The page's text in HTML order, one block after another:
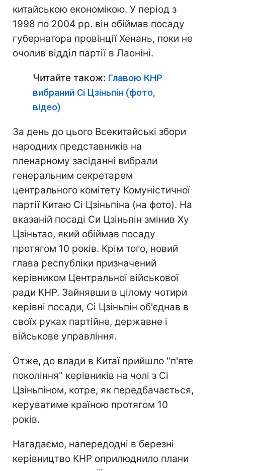
китайською економікою. У період з
1998 по 2004 рр. він обіймав посаду
губернатора провінції Хенань, поки не
очолив відділ партії в Лаоніні.
Читайте також: Главою КНР
вибраний Сі Цзіньпін (фото,
відео)
За день до цього Всекитайські збори
народних представників на
пленарному засіданні вибрали
генеральним секретарем
центрального комітету Комуністичної
партії Китаю Сі Цзіньпіна (на фото). На
вказаній посаді Си Цзіньпін змінив Ху
Цзіньтао, який обіймав посаду
протягом 10 років. Крім того, новий
глава республіки призначений
керівником Центральної військової
ради КНР. Зайнявши в цілому чотири
керівні посади, Сі Цзіньпін об'єднав в
своїх руках партійне, державне і
військове управління.
Отже, до влади в Китаї прийшло "п'яте
покоління" керівників на чолі з Сі
Цзіньпіном, котре, як передбачається,
керуватиме країною протягом 10
років.
Нагадаємо, напередодні в березні
керівництво КНР оприлюднило плани